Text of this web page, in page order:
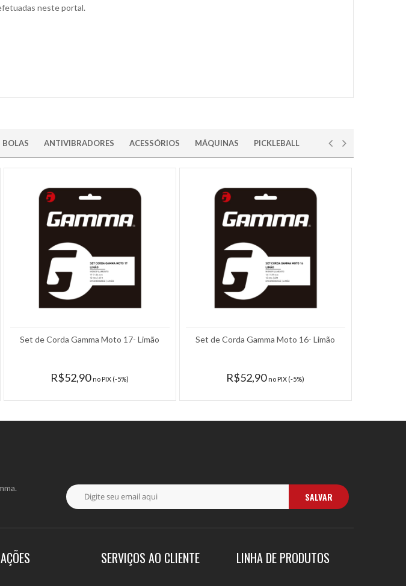
neste portal.
BOLAS ANTIVIBRADORES ACESSÓRIOS MÁQUINAS PICKLEBALL
Set de Corda Gamma Moto 17- Limão
R$52,90 no PIX (-5%)
Set de Corda Gamma Moto 16- Limão
R$52,90 no PIX (-5%)
SALVAR
SERVIÇOS AO CLIENTE LINHA DE PRODUTOS